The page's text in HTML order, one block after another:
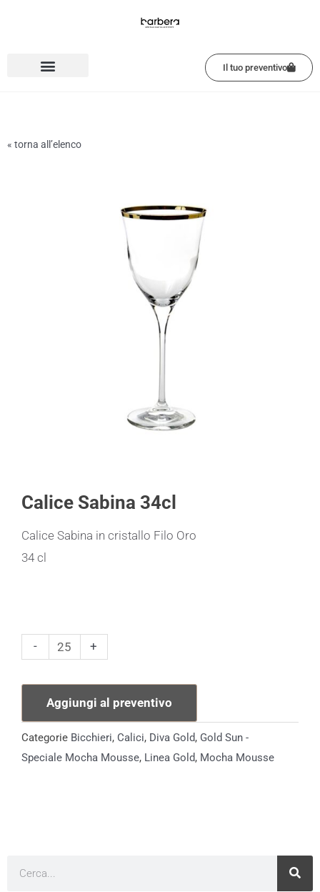
Il tuo preventivo
« torna all’elenco
Calice Sabina 34cl
Calice Sabina in cristallo Filo Oro
34 cl
-
Calice
34cl
quantità
+
Aggiungi al preventivo
Categorie Bicchieri, Calici, Diva Gold, Gold Sun -
Speciale Mocha Mousse, Linea Gold, Mocha Mousse